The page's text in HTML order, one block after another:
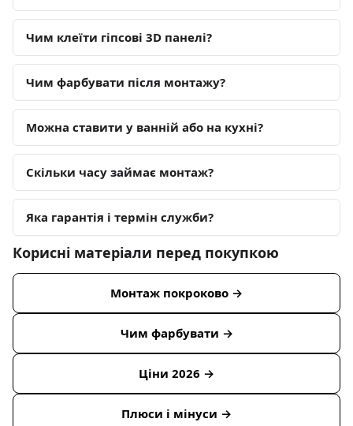
Чим клеїти гіпсові 3D панелі?
Чим фарбувати після монтажу?
Можна ставити у ванній або на кухні?
Скільки часу займає монтаж?
Яка гарантія і термін служби?
Корисні матеріали перед покупкою
Монтаж покроково →
Чим фарбувати →
Ціни 2026 →
Плюси і мінуси →